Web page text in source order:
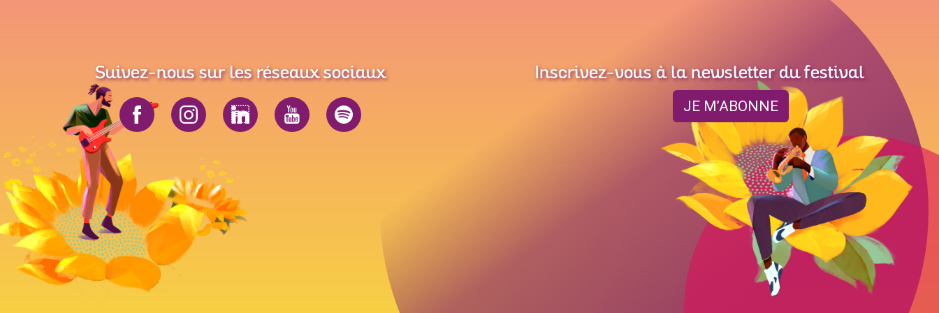
Suivez-nous sur les réseaux sociaux Inscrivez-vous à la newsletter du festival
JE M’ABONNE